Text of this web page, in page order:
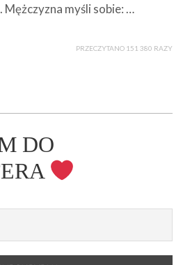
Mężczyzna myśli sobie: …
PRZECZYTANO 151 380 RAZY
DO